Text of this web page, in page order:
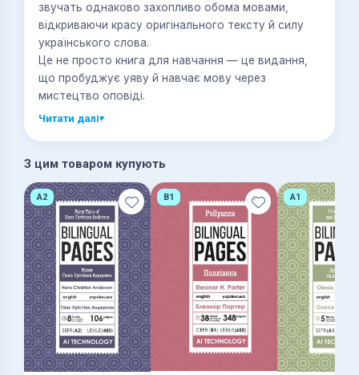
звучать однаково захопливо обома мовами,
відкриваючи красу оригінального тексту й силу
українського слова.
Це не просто книга для навчання — це видання,
що пробуджує уяву й навчає мову через
мистецтво оповіді.
Читати далі▾
З цим товаром купують
A2 B1 A1